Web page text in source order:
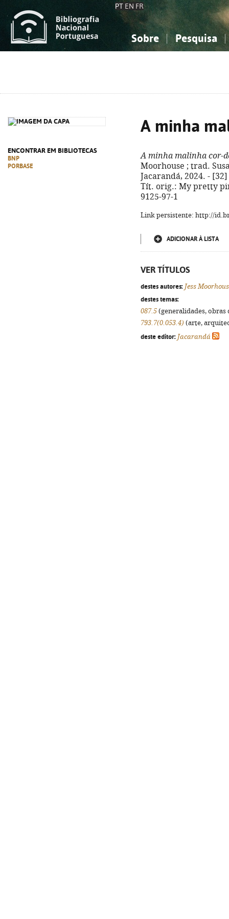
PT EN FR
Sobre Pesquisa
ENCONTRAR EM BIBLIOTECAS
BNP
PORBASE
A minha
A minha malinha cor-
Moorhouse ; trad.
Jacarandá, 2024. -
Tít. orig.: My pretty
9125-97-1
Link persistente: http://
ADICIONAR À LISTA
VER TÍTULOS
destes autores: Jess
destes temas:
087.5 (generalidades,
793.7(0.053.4) (arte,
deste editor: Jacarandá